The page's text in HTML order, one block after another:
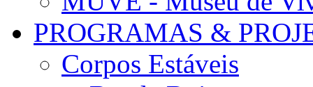
PROGRAMAS &
Corpos Estáveis